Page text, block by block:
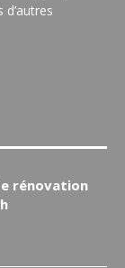
rénovation